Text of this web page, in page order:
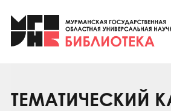
Клуб «Гиря и
Клуб «Семейный
Коллегам
ТЕМАТИЧЕСКИЙ